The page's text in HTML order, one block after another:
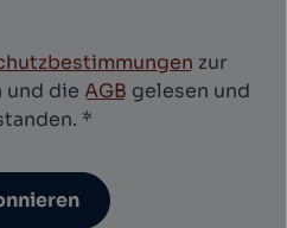
zur
und die AGB gelesen und
*